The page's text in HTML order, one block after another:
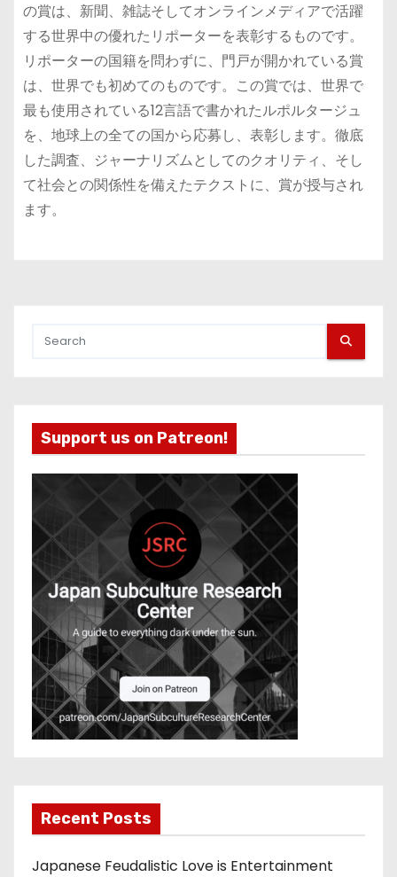
の賞は、新聞、雑誌そしてオンラインメディアで活躍
する世界中の優れたリポーターを表彰するものです。
リポーターの国籍を問わずに、門戸が開かれている賞
は、世界でも初めてのものです。この賞では、世界で
最も使用されている12言語で書かれたルポルタージュ
を、地球上の全ての国から応募し、表彰します。徹底
した調査、ジャーナリズムとしてのクオリティ、そし
て社会との関係性を備えたテクストに、賞が授与され
ます。
Support us on Patreon!
Recent Posts
Japanese Feudalistic Love is Entertainment